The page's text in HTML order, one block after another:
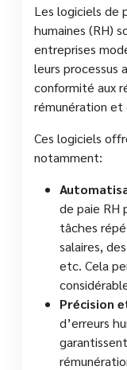
Les logiciels de
humaines (RH)
entreprises
leurs processus
conformité aux
rémunération et
Ces logiciels
notamment:
de paie RH
tâches
salaires,
etc. Cela
Précision
d’erreurs